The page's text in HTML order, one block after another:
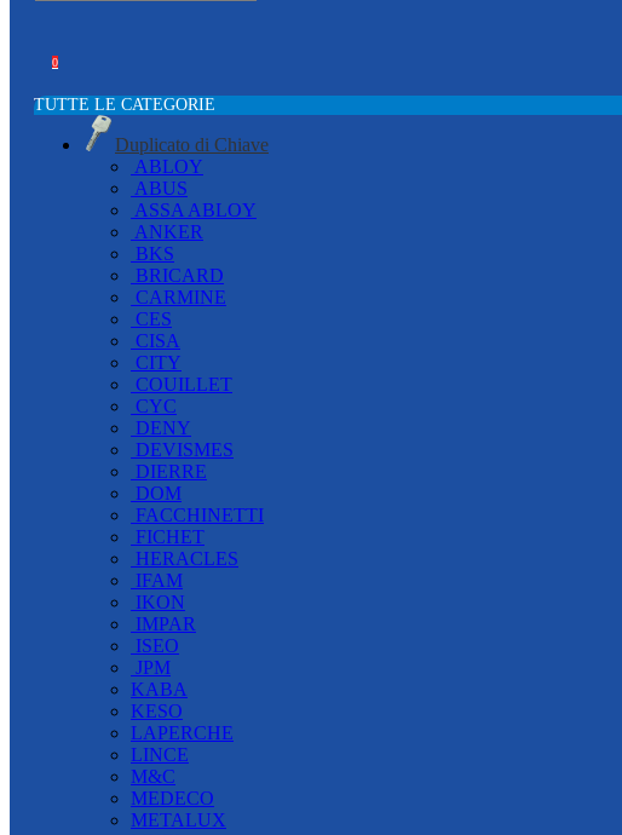
0
TUTTE LE CATEGORIE
Duplicato di Chiave
ABLOY
ABUS
ASSA ABLOY
ANKER
BKS
BRICARD
CARMINE
CES
CISA
CITY
COUILLET
CYC
DENY
DEVISMES
DIERRE
DOM
FACCHINETTI
FICHET
HERACLES
IFAM
IKON
IMPAR
ISEO
JPM
KABA
KESO
LAPERCHE
LINCE
M&C
MEDECO
METALUX